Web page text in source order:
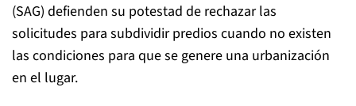
(SAG) defienden su potestad de rechazar las
solicitudes para subdividir predios cuando no existen
las condiciones para que se genere una urbanización
en el lugar.